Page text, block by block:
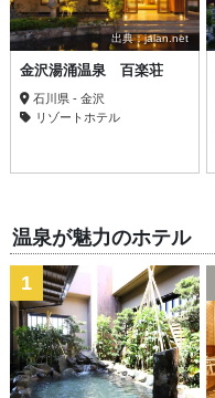
出典：jalan.net
金沢湯涌温泉 百楽荘
石川県 - 金沢
リゾートホテル
温泉が魅力のホテル
1